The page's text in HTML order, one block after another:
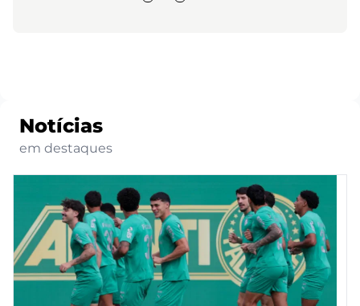
Notícias
em destaques